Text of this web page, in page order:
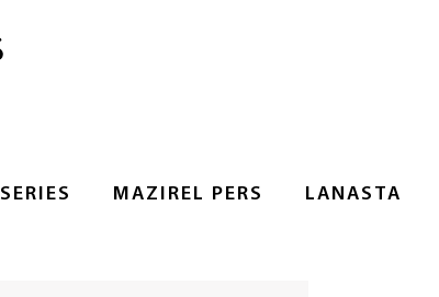
SERIES MAZIREL PERS LANASTA